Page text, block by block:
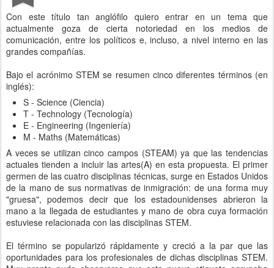
Con este título tan anglófilo quiero entrar en un tema que
actualmente goza de cierta notoriedad en los medios de
comunicación, entre los políticos e, incluso, a nivel interno en las
grandes compañías.
Bajo el acrónimo STEM se resumen cinco diferentes términos (en
inglés):
S - Science (Ciencia)
T - Technology (Tecnología)
E - Engineering (Ingeniería)
M - Maths (Matemáticas)
A veces se utilizan cinco campos (STEAM) ya que las tendencias
actuales tienden a incluir las artes(A) en esta propuesta. El primer
germen de las cuatro disciplinas técnicas, surge en Estados Unidos
de la mano de sus normativas de inmigración: de una forma muy
"gruesa", podemos decir que los estadounidenses abrieron la
mano a la llegada de estudiantes y mano de obra cuya formación
estuviese relacionada con las disciplinas STEM.
El término se popularizó rápidamente y creció a la par que las
oportunidades para los profesionales de dichas disciplinas STEM.